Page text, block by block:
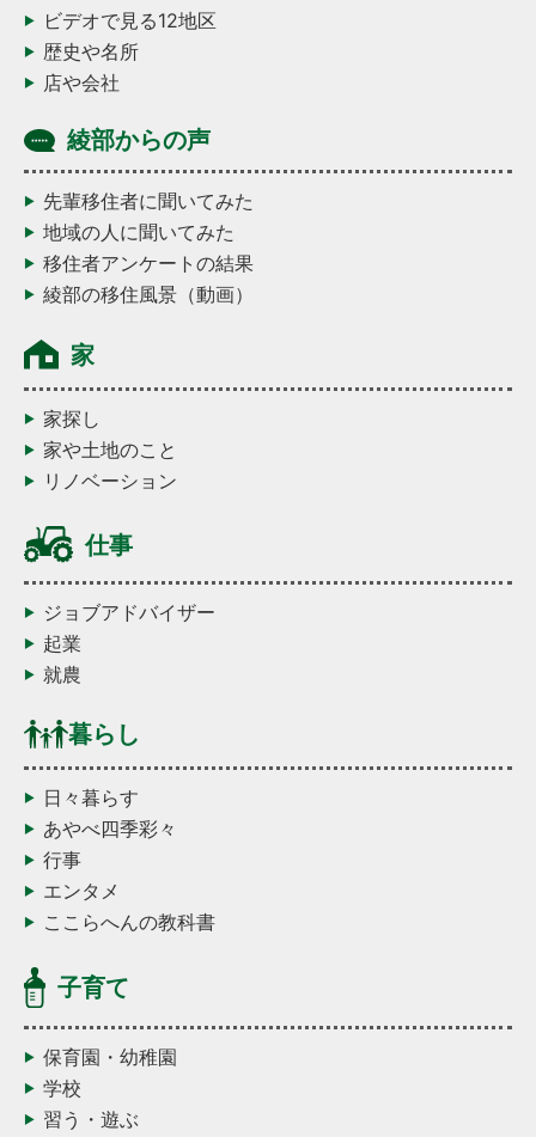
ビデオで見る12地区
歴史や名所
店や会社
綾部からの声
先輩移住者に聞いてみた
地域の人に聞いてみた
移住者アンケートの結果
綾部の移住風景（動画）
家
家探し
家や土地のこと
リノベーション
仕事
ジョブアドバイザー
起業
就農
暮らし
日々暮らす
あやべ四季彩々
行事
エンタメ
ここらへんの教科書
子育て
保育園・幼稚園
学校
習う・遊ぶ